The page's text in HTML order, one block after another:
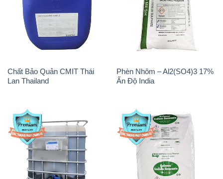
Chất Bảo Quản CMIT Thái
Lan Thailand
Phèn Nhôm – Al2(SO4)3 17%
Ấn Độ India